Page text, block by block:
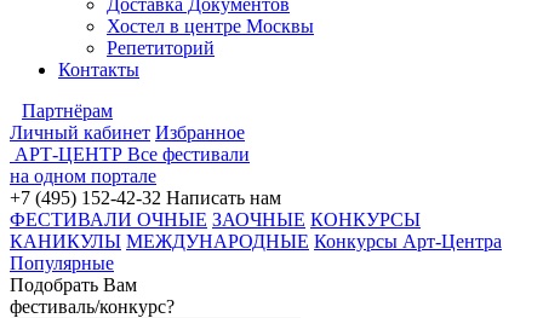
Доставка Документов
Хостел в центре Москвы
Репетиторий
Контакты
Партнёрам
Личный кабинет Избранное
АРТ-ЦЕНТР Все фестивали
на одном портале
+7 (495) 152-42-32 Написать нам
ФЕСТИВАЛИ ОЧНЫЕ ЗАОЧНЫЕ КОНКУРСЫ
КАНИКУЛЫ МЕЖДУНАРОДНЫЕ Конкурсы Арт-Центра
Популярные
Подобрать Вам
фестиваль/конкурс?